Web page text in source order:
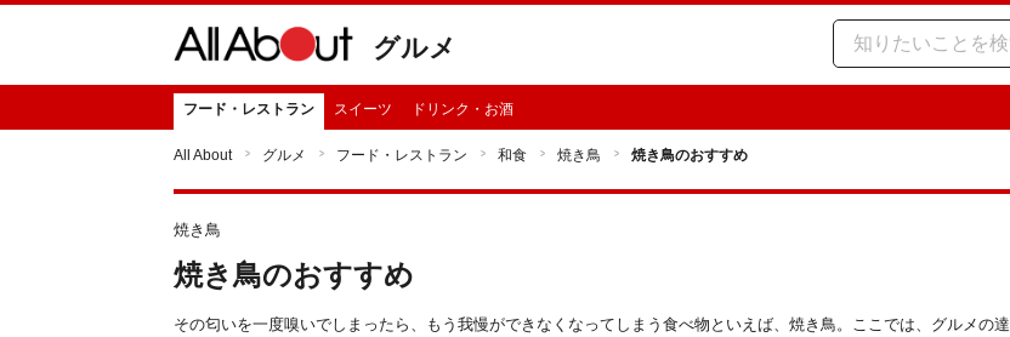
グルメ
フード・レストラン スイーツ ドリンク・お酒
All About グルメ フード・レストラン 和食 焼き鳥 焼き鳥のおすすめ
焼き鳥
焼き鳥のおすすめ
その匂いを一度嗅いでしまったら、もう我慢ができなくなってしまう食べ物といえば、焼き鳥。ここでは、グルメの達